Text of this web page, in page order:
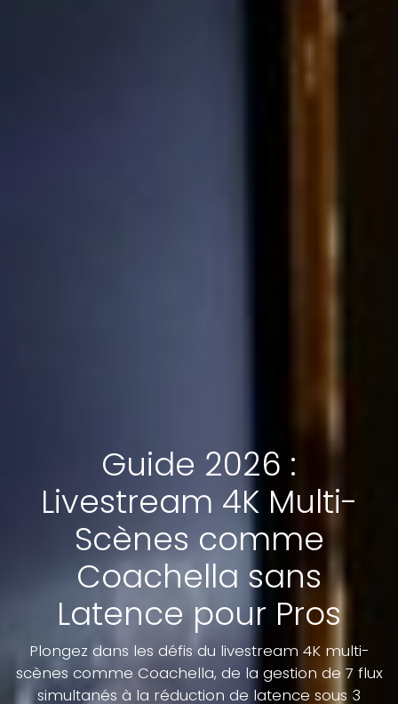
Guide 2026 :
Livestream 4K Multi-
Scènes comme
Coachella sans
Latence pour Pros
Plongez dans les défis du livestream 4K multi-
scènes comme Coachella, de la gestion de 7 flux
simultanés à la réduction de latence sous 3